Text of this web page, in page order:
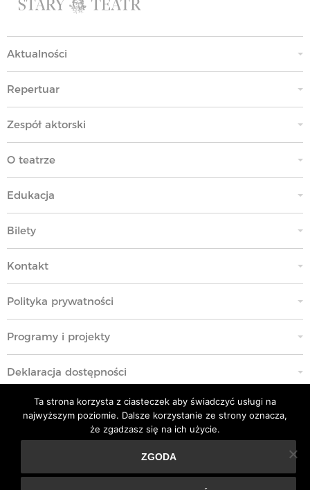
Aktualności
Repertuar
Zespół aktorski
O teatrze
Edukacja
Bilety
Kontakt
Polityka prywatności
Programy i projekty
Deklaracja dostępności
Standardy Ochrony Małoletnich
Polityka przeciwko molestowaniu w miejscu pracy
Kodeks Etyki
Ta strona korzysta z ciasteczek aby świadczyć usługi na
najwyższym poziomie. Dalsze korzystanie ze strony oznacza,
że zgadzasz się na ich użycie.
ZGODA
Ta strona korzysta z ciasteczek aby świadczyć usługi na